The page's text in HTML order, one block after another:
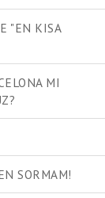
"EN KISA
MI
SORMAM!